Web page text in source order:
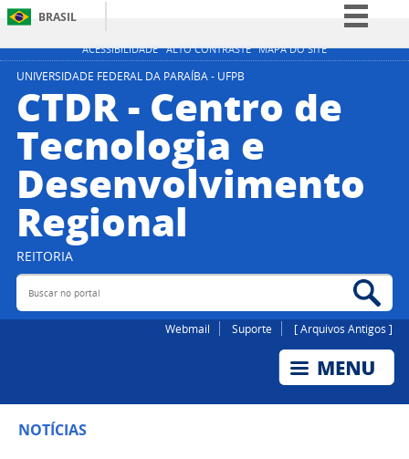
ACESSIBILIDADE ALTO CONTRASTE MAPA DO SITE
BRASIL
Simplifique!
Participe
Legislação
Canais
UNIVERSIDADE FEDERAL DA PARAÍBA - UFPB
CTDR - Centro de
Tecnologia e
Desenvolvimento
Regional
REITORIA
Buscar no portal
Webmail Suporte [ Arquivos Antigos ]
NOTÍCIAS